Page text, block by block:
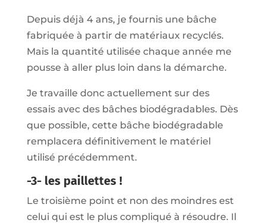
Depuis déjà 4 ans, je fournis une bâche
fabriquée à partir de matériaux recyclés.
Mais la quantité utilisée chaque année me
pousse à aller plus loin dans la démarche.
Je travaille donc actuellement sur des
essais avec des bâches biodégradables. Dès
que possible, cette bâche biodégradable
remplacera définitivement le matériel
utilisé précédemment.
-3- les paillettes !
Le troisième point et non des moindres est
celui qui est le plus compliqué à résoudre. Il